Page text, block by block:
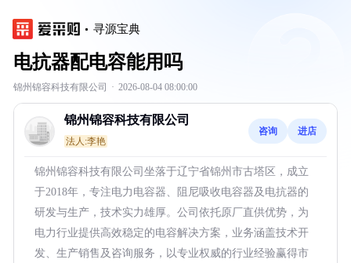
寻源宝典
电抗器配电容能用吗
锦州锦容科技有限公司 · 2026-08-04 08:00:00
锦州锦容科技有限公司
法人:李艳
咨询 进店
锦州锦容科技有限公司坐落于辽宁省锦州市古塔区，成立
于2018年，专注电力电容器、阻尼吸收电容器及电抗器的
研发与生产，技术实力雄厚。公司依托原厂直供优势，为
电力行业提供高效稳定的电容解决方案，业务涵盖技术开
发、生产销售及咨询服务，以专业权威的行业经验赢得市